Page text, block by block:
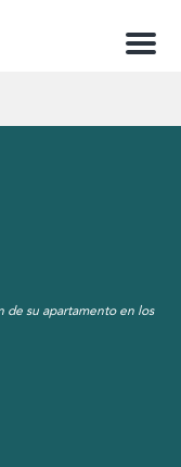
M
de su apartamento en los